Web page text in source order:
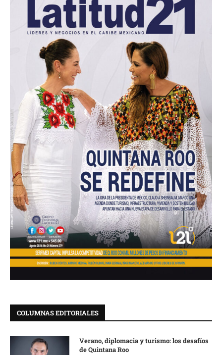
COLUMNAS EDITORIALES
Verano, diplomacia y turismo: los desafíos
de Quintana Roo